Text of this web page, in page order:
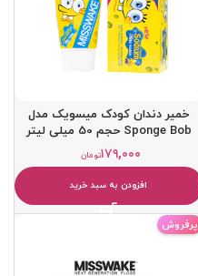
خمیر دندان کودک میسویک مدل
Sponge Bob حجم 50 میلی لیتر
تومان۱۷۹,۰۰۰
افزودن به سبد خرید
پرفروش